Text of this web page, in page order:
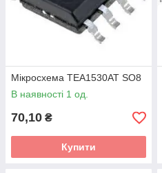
Мікросхема TEA1530AT SO8
В наявності 1 од.
70,10 ₴
Купити